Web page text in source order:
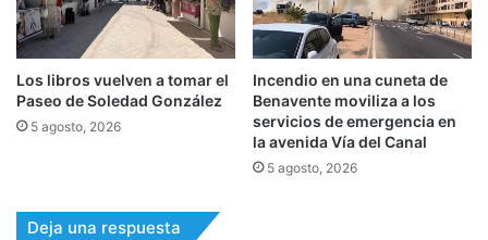
Los libros vuelven a tomar el
Paseo de Soledad González
5 agosto, 2026
Incendio en una cuneta de
Benavente moviliza a los
servicios de emergencia en
la avenida Vía del Canal
5 agosto, 2026
Deja una respuesta